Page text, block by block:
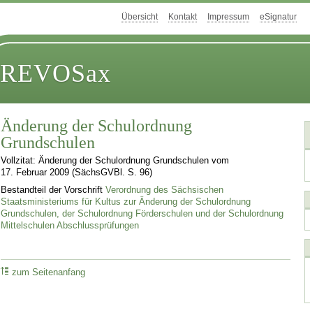
Übersicht Kontakt Impressum eSignatur
REVOSax
Änderung der Schulordnung
Grundschulen
Vollzitat: Änderung der Schulordnung Grundschulen vom
17. Februar 2009 (SächsGVBl. S. 96)
Bestandteil der VorschriftVerordnung des Sächsischen
Staatsministeriums für Kultus zur Änderung der Schulordnung
Grundschulen, der Schulordnung Förderschulen und der Schulordnung
Mittelschulen Abschlussprüfungen
zum Seitenanfang